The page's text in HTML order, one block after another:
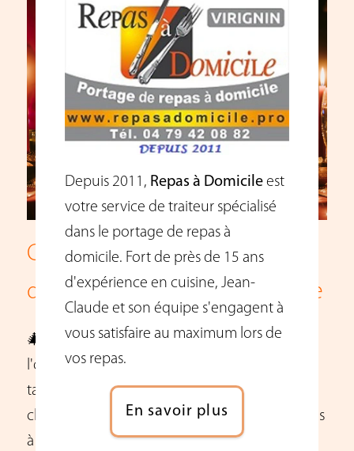
Depuis 2011, Repas à Domicileest
votre service de traiteur spécialisé
dans le portage de repas à
domicile. Fort de près de 15 ans
d'expérience en cuisine, Jean-
Claude et son équipe s'engagent à
vous satisfaire au maximum lors de
vos repas.
En savoir plus
Célébrez les Fêtes de Fin
d'Année avec Repas à Domicile
🎄 En décembre, les fêtes de fin d'année sont
l'occasion parfaite pour se réunir autour d'une
table festive et partager des moments
chaleureux en famille et entre amis. Chez Repas
à Domicile, nous vous proposons un menu